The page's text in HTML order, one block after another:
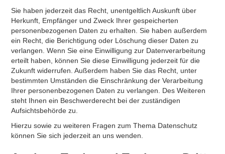
Sie haben jederzeit das Recht, unentgeltlich Auskunft über
Herkunft, Empfänger und Zweck Ihrer gespeicherten
personenbezogenen Daten zu erhalten. Sie haben außerdem
ein Recht, die Berichtigung oder Löschung dieser Daten zu
verlangen. Wenn Sie eine Einwilligung zur Datenverarbeitung
erteilt haben, können Sie diese Einwilligung jederzeit für die
Zukunft widerrufen. Außerdem haben Sie das Recht, unter
bestimmten Umständen die Einschränkung der Verarbeitung
Ihrer personenbezogenen Daten zu verlangen. Des Weiteren
steht Ihnen ein Beschwerderecht bei der zuständigen
Aufsichtsbehörde zu.
Hierzu sowie zu weiteren Fragen zum Thema Datenschutz
können Sie sich jederzeit an uns wenden.